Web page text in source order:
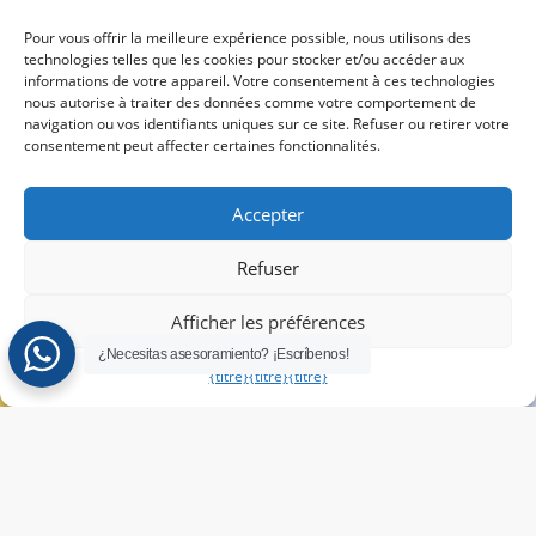
Pour vous offrir la meilleure expérience possible, nous utilisons des
technologies telles que les cookies pour stocker et/ou accéder aux
informations de votre appareil. Votre consentement à ces technologies
nous autorise à traiter des données comme votre comportement de
navigation ou vos identifiants uniques sur ce site. Refuser ou retirer votre
consentement peut affecter certaines fonctionnalités.
Accepter
Refuser
Afficher les préférences
{titre}{titre}{titre}
langue
Passez
notre test
pour
LE TEST
ICI
Programmes
de formation
linguistique
sur mesure
Canal de
dénonciation
¿Necesitas asesoramiento? ¡Escríbenos!